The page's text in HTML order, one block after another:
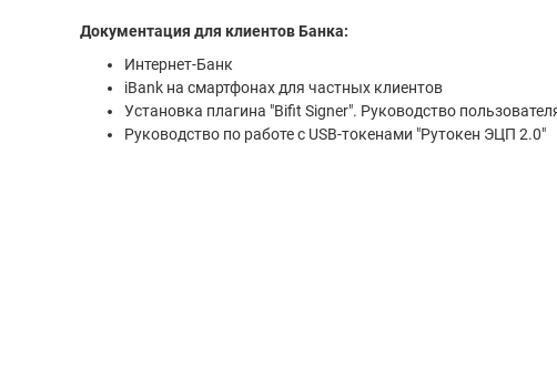
Документация для клиентов Банка:
Интернет-Банк
iBank на смартфонах для частных клиентов
Установка плагина "Bifit Signer". Руководство
Руководство по работе с USB-токенами "Рутокен ЭЦП 2.0"